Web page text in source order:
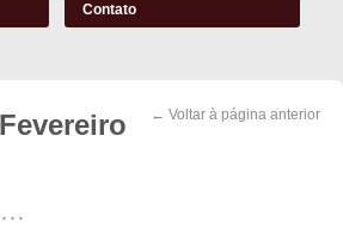
Contato
← Voltar à página anterior